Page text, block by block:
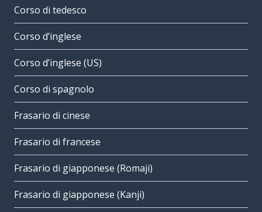
Corso di tedesco
Corso d’inglese
Corso d’inglese (US)
Corso di spagnolo
Frasario di cinese
Frasario di francese
Frasario di giapponese (Romaji)
Frasario di giapponese (Kanji)